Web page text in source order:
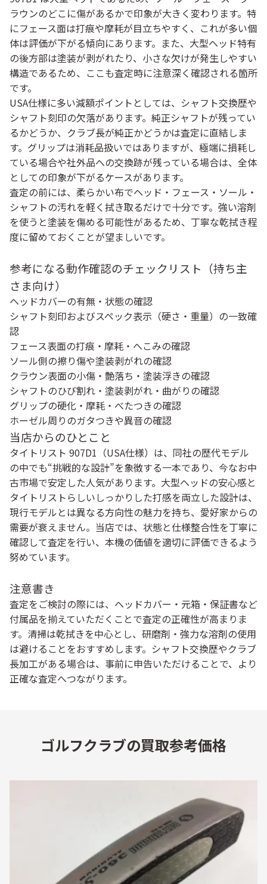
ラウンのどこに傷があるかで印象が大きく変わります。特
にフェース面は打痕や摩耗が目立ちやすく、これが多い個
体は評価が下がる傾向にあります。また、大型ヘッド特有
の後方部は塗装が剥がれたり、小さな欠けが発生しやすい
構造であるため、ここも査定時に注意深く確認される箇所
です。
USA仕様に多い減額ポイントとしては、シャフト交換歴や
シャフト刻印の欠落があります。純正シャフトが残ってい
るかどうか、クラブ長が純正かどうかは査定に直結しま
す。グリップは消耗品扱いではありますが、極端に損耗し
ている場合や社外品への交換跡が残っている場合は、全体
としての印象が下がるケースがあります。
査定の前には、柔らかい布でヘッド・フェース・ソール・
シャフトの汚れを軽く拭き取るだけで十分です。強い溶剤
を使うと塗装を傷める可能性があるため、丁寧な乾拭き程
度に留めておくことが望ましいです。
参考になる動作確認のチェックリスト（持ち主
さま向け）
ヘッドカバーの有無・状態の確認
シャフト刻印およびスペック表示（硬さ・重量）の一致確
認
フェース表面の打痕・摩耗・へこみの確認
ソール側の擦り傷や塗装剥がれの確認
クラウン表面の小傷・艶落ち・塗装浮きの確認
シャフトのひび割れ・塗装剥がれ・曲がりの確認
グリップの硬化・摩耗・べたつきの確認
ホーゼル周りのガタつきや異音の確認
当店からのひとこと
タイトリスト 907D1（USA仕様）は、同社の歴代モデル
の中でも“挑戦的な設計”を象徴する一本であり、今なお中
古市場で安定した人気があります。大型ヘッドの安心感と
タイトリストらしいしっかりした打感を両立した設計は、
現行モデルとは異なる方向性の魅力を持ち、愛好家からの
需要が衰えません。当店では、状態と仕様整合性を丁寧に
確認して査定を行い、本機の価値を適切に評価できるよう
努めています。
注意書き
査定をご検討の際には、ヘッドカバー・元箱・保証書など
付属品を揃えていただくことで査定の正確性が高まりま
す。清掃は乾拭きを中心とし、研磨剤・強力な溶剤の使用
は避けることをおすすめします。シャフト交換歴やクラブ
長加工がある場合は、事前に申告いただけることで、より
正確な査定へつながります。
ゴルフクラブの買取参考価格